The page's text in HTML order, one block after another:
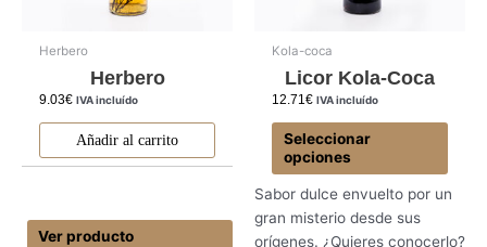
Herbero
Herbero
9.03€ IVA incluído
Añadir al carrito
Ver producto
Kola-coca
Licor Kola-Coca
12.71€ IVA incluído
Seleccionar
opciones
Sabor dulce envuelto por un
gran misterio desde sus
orígenes. ¿Quieres conocerlo?